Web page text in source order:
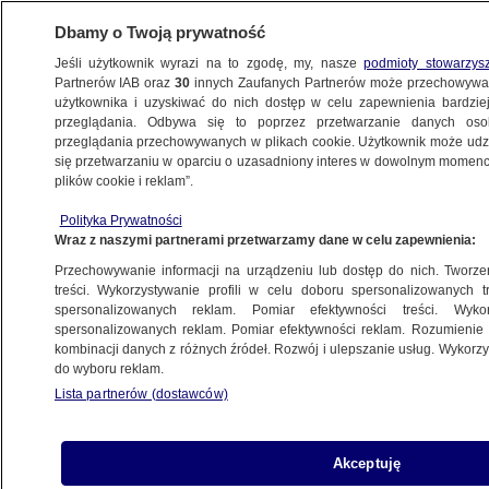
WARSZAWA
OKOLICE
na polskich żołnierzy na granicy
12.09.2025, 17:40
Posłuchaj artykułu
Czyta lektor AI
Dbamy o Twoją prywatność
Jeśli użytkownik wyrazi na to zgodę, my, naszepodmioty
Partnerów IAB oraz30 innych Zaufanych Partnerów może
użytkownika i uzyskiwać do nich dostęp w celu zapewnienia
przeglądania. Odbywa się to poprzez przetwarzanie danych
przeglądania przechowywanych w plikach cookie. Użytkownik może
się przetwarzaniu w oparciu o uzasadniony interes w dowolnym
plików cookie i reklam”.
Polityka Prywatności
Wraz z naszymi partnerami przetwarzamy dane w celu zapewnienia:
Przechowywanie informacji na urządzeniu lub dostęp do nich.
treści. Wykorzystywanie profili w celu doboru spersonalizowanych
spersonalizowanych reklam. Pomiar efektywności treści.
spersonalizowanych reklam. Pomiar efektywności reklam.
kombinacji danych z różnych źródeł. Rozwój i ulepszanie usług.
do wyboru reklam.
Lista partnerów (dostawców)
Akceptuję